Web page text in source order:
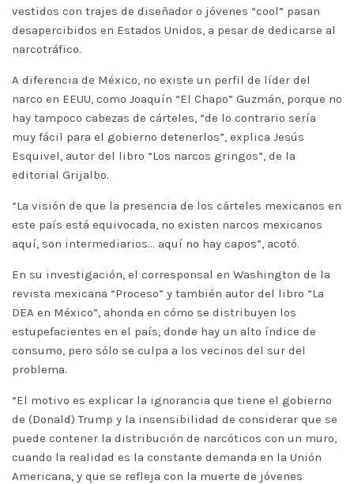
vestidos con trajes de diseñador o jóvenes “cool” pasan
desapercibidos en Estados Unidos, a pesar de dedicarse al
narcotráfico.
A diferencia de México, no existe un perfil de líder del
narco en EEUU, como Joaquín “El Chapo” Guzmán, porque no
hay tampoco cabezas de cárteles, “de lo contrario sería
muy fácil para el gobierno detenerlos”, explica Jesús
Esquivel, autor del libro “Los narcos gringos”, de la
editorial Grijalbo.
“La visión de que la presencia de los cárteles mexicanos en
este país está equivocada, no existen narcos mexicanos
aquí, son intermediarios… aquí no hay capos”, acotó.
En su investigación, el corresponsal en Washington de la
revista mexicana “Proceso” y también autor del libro “La
DEA en México”, ahonda en cómo se distribuyen los
estupefacientes en el país, donde hay un alto índice de
consumo, pero sólo se culpa a los vecinos del sur del
problema.
“El motivo es explicar la ignorancia que tiene el gobierno
de (Donald) Trump y la insensibilidad de considerar que se
puede contener la distribución de narcóticos con un muro,
cuando la realidad es la constante demanda en la Unión
Americana, y que se refleja con la muerte de jóvenes